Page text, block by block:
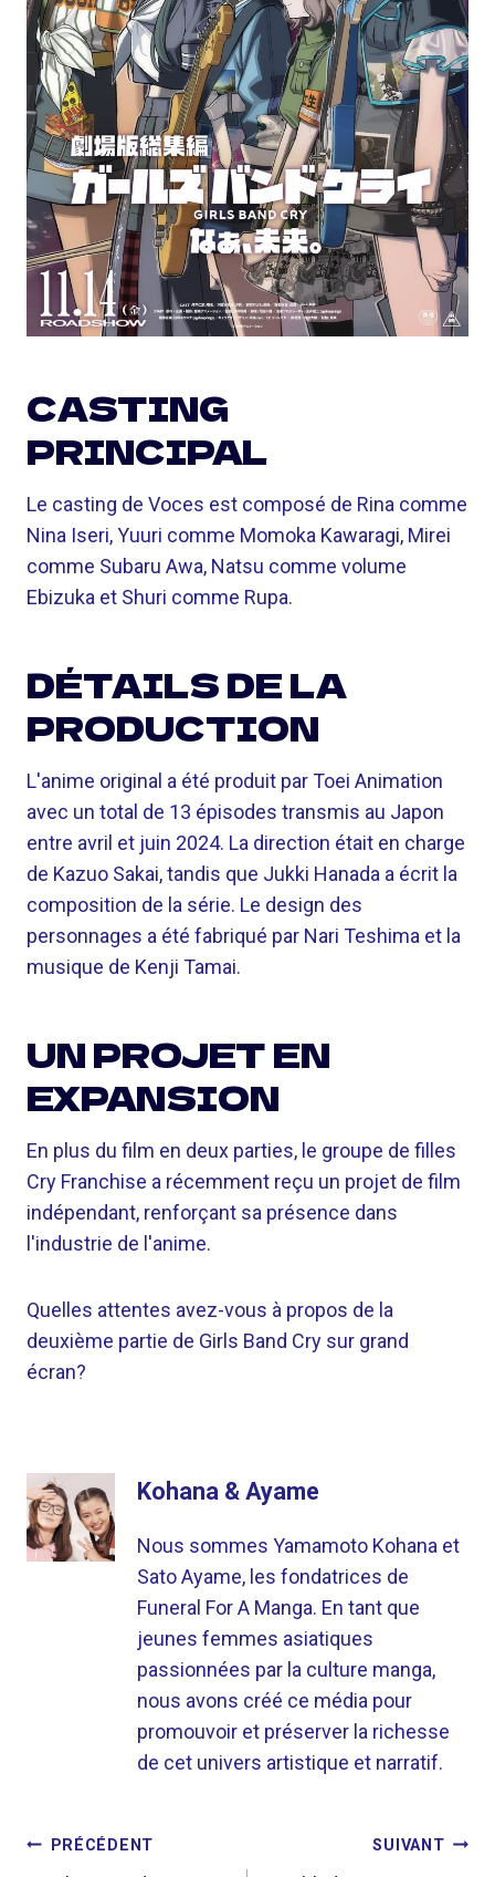
CASTING
PRINCIPAL
Le casting de Voces est composé de Rina comme
Nina Iseri, Yuuri comme Momoka Kawaragi, Mirei
comme Subaru Awa, Natsu comme volume
Ebizuka et Shuri comme Rupa.
DÉTAILS DE LA
PRODUCTION
L'anime original a été produit par Toei Animation
avec un total de 13 épisodes transmis au Japon
entre avril et juin 2024. La direction était en charge
de Kazuo Sakai, tandis que Jukki Hanada a écrit la
composition de la série. Le design des
personnages a été fabriqué par Nari Teshima et la
musique de Kenji Tamai.
UN PROJET EN
EXPANSION
En plus du film en deux parties, le groupe de filles
Cry Franchise a récemment reçu un projet de film
indépendant, renforçant sa présence dans
l'industrie de l'anime.
Quelles attentes avez-vous à propos de la
deuxième partie de Girls Band Cry sur grand
écran?
Kohana & Ayame
Nous sommes Yamamoto Kohana et
Sato Ayame, les fondatrices de
Funeral For A Manga. En tant que
jeunes femmes asiatiques
passionnées par la culture manga,
nous avons créé ce média pour
promouvoir et préserver la richesse
de cet univers artistique et narratif.
NAVIGATION
PRÉCÉDENT SUIVANT